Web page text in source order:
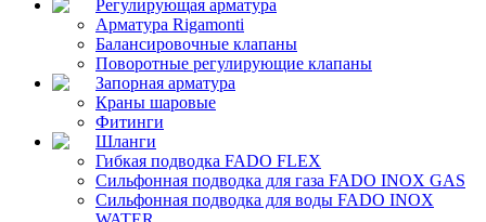
Регулирующая арматура
Арматура Rigamonti
Балансировочные клапаны
Поворотные регулирующие клапаны
Запорная арматура
Краны шаровые
Фитинги
Шланги
Гибкая подводка FADO FLEX
Сильфонная подводка для газа FADO INOX GAS
Сильфонная подводка для воды FADO INOX